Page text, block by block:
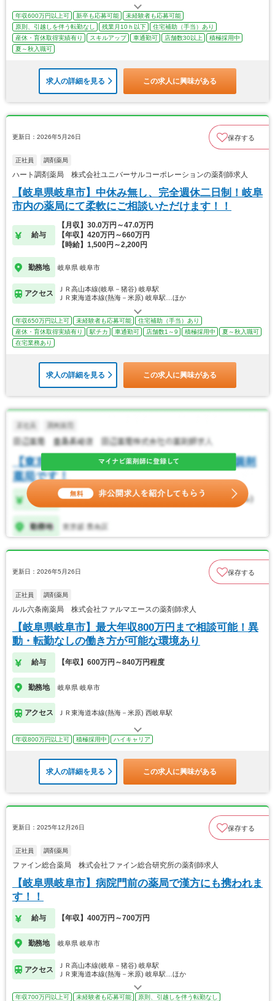
年収600万円以上可 新卒も応募可能
未経験者も応募可能
原則、引越しを伴う転勤なし
残業月10ｈ以下
住宅補助（手当）あり
産休・育休取得実績有り
スキルアップ 車通勤可 店舗数30以上
積極採用中
夏～秋入職可
求人の詳細を見る この求人に興味がある
更新日：2026年5月26日 保存する
正社員 調剤薬局
ハート調剤薬局 株式会社ユニバーサルコーポレーションの薬剤師求人
【岐阜県岐阜市】中休み無し、完全週休二日制！岐阜
市内の薬局にて柔軟にご相談いただけます！！
給与
【月収】30.0万円～47.0万円
【年収】420万円～660万円
【時給】1,500円～2,200円
勤務地 岐阜県 岐阜市
アクセス
ＪＲ高山本線(岐阜－猪谷) 岐阜駅
ＪＲ東海道本線(熱海－米原) 岐阜駅…ほか
年収650万円以上可 未経験者も応募可能
住宅補助（手当）あり
産休・育休取得実績有り
駅チカ 車通勤可 店舗数1～9 積極採用中
夏～秋入職可
在宅業務あり
求人の詳細を見る この求人に興味がある
更新日：2026年5月26日 保存する
正社員 調剤薬局
ルル六条南薬局 株式会社ファルマエースの薬剤師求人
【岐阜県岐阜市】最大年収800万円まで相談可能！異
動・転勤なしの働き方が可能な環境あり
給与 【年収】600万円～840万円程度
勤務地 岐阜県 岐阜市
アクセス ＪＲ東海道本線(熱海－米原) 西岐阜駅
年収800万円以上可 積極採用中 ハイキャリア
求人の詳細を見る この求人に興味がある
更新日：2025年12月26日 保存する
正社員 調剤薬局
ファイン総合薬局 株式会社ファイン総合研究所の薬剤師求人
【岐阜県岐阜市】病院門前の薬局で漢方にも携われま
す！！
給与 【年収】400万円～700万円
勤務地 岐阜県 岐阜市
アクセス
ＪＲ高山本線(岐阜－猪谷) 岐阜駅
ＪＲ東海道本線(熱海－米原) 岐阜駅…ほか
年収700万円以上可 未経験者も応募可能
原則、引越しを伴う転勤なし